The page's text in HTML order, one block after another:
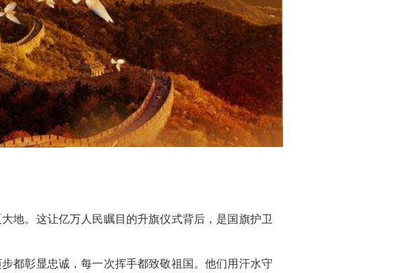
地。这让亿万人民瞩目的升旗仪式背后，是国旗护卫
都彰显忠诚，每一次挥手都致敬祖国。他们用汗水守